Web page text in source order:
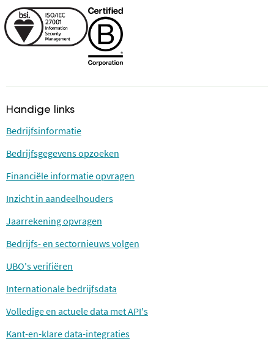
Handige links
Bedrijfsinformatie
Bedrijfsgegevens opzoeken
Financiële informatie opvragen
Inzicht in aandeelhouders
Jaarrekening opvragen
Bedrijfs- en sectornieuws volgen
UBO's verifiëren
Internationale bedrijfsdata
Volledige en actuele data met API's
Kant-en-klare data-integraties